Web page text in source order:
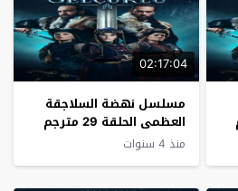
02:17:04
مسلسل نهضة السلاجقة
العظمى الحلقة 29 مترجم
منذ 4 سنوات